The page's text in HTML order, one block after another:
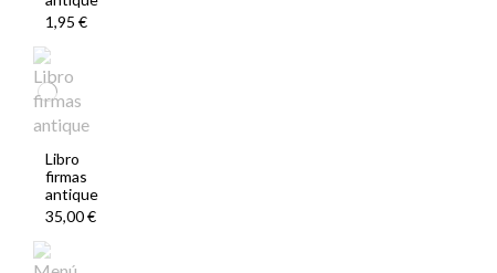
1,95 €
Libro
firmas
antique
35,00 €